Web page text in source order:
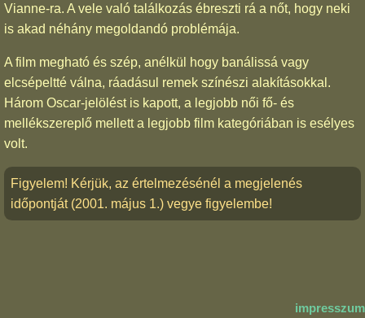
Vianne-ra. A vele való találkozás ébreszti rá a nőt, hogy neki
is akad néhány megoldandó problémája.
A film megható és szép, anélkül hogy banálissá vagy
elcsépeltté válna, ráadásul remek színészi alakításokkal.
Három Oscar-jelölést is kapott, a legjobb női fő- és
mellékszereplő mellett a legjobb film kategóriában is esélyes
volt.
Figyelem! Kérjük, az értelmezésénél a megjelenés
időpontját (2001. május 1.) vegye figyelembe!
impresszum